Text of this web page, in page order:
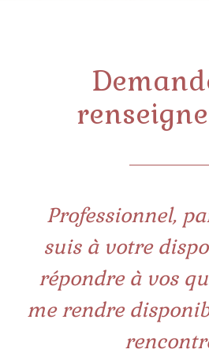
Professionnel,
suis à votre
répondre à vos
me rendre